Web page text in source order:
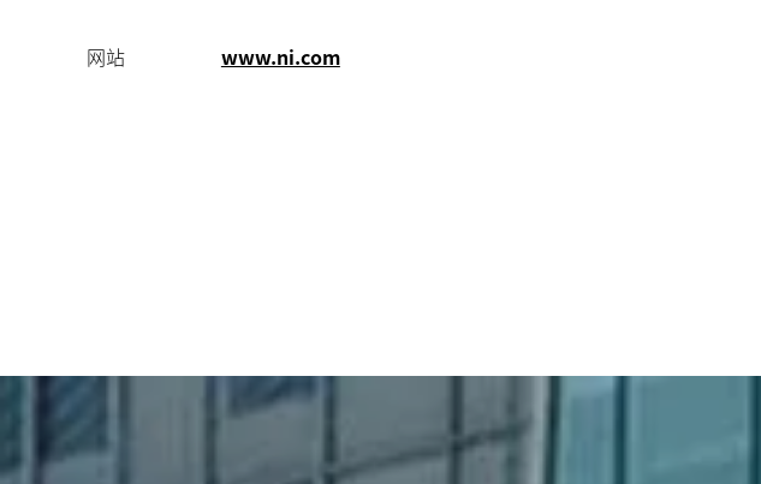
网站 www.ni.com